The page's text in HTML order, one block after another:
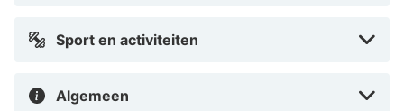
Sport en activiteiten
Algemeen